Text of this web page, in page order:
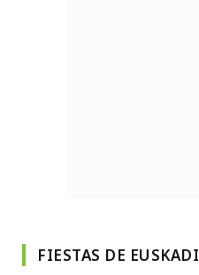
FIESTAS DE EUSKADI